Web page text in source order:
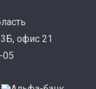
офис 21
05